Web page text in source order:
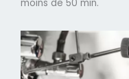
moins de 50 min.